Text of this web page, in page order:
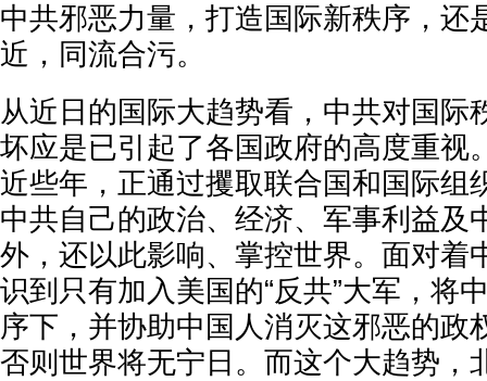
中共邪恶力量，打造国际新秩序，还
近，同流合污。
从近日的国际大趋势看，中共对国际
坏应是已引起了各国政府的高度重视
近些年，正通过攫取联合国和国际组
中共自己的政治、经济、军事利益及
外，还以此影响、掌控世界。面对着
识到只有加入美国的“反共”大军，将
序下，并协助中国人消灭这邪恶的政
否则世界将无宁日。而这个大趋势，